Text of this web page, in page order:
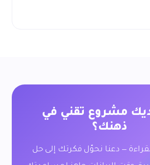
مشروع تقني في
ذهنك؟
— دعنا نحوّل فكرتك إلى حل